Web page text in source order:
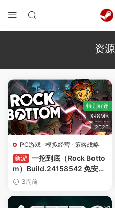
资源
特别好评
398MB
2026
PC游戏 · 模拟经营 · 策略战略
新游 一挖到底（Rock Botto
m）Build.24158542 免安装
中文版下载
3周前